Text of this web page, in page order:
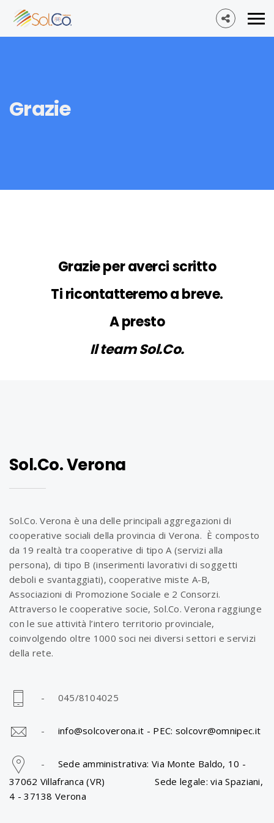
Grazie
Grazie per averci scritto
Ti ricontatteremo a breve.
A presto
Il team Sol.Co.
Sol.Co. Verona
Sol.Co. Verona è una delle principali aggregazioni di
cooperative sociali della provincia di Verona. È composto
da 19 realtà tra cooperative di tipo A (servizi alla
persona), di tipo B (inserimenti lavorativi di soggetti
deboli e svantaggiati), cooperative miste A-B,
Associazioni di Promozione Sociale e 2 Consorzi.
Attraverso le cooperative socie, Sol.Co. Verona raggiunge
con le sue attività l’intero territorio provinciale,
coinvolgendo oltre 1000 soci nei diversi settori e servizi
della rete.
- 045/8104025
- info@solcoverona.it - PEC: solcovr@omnipec.it
- Sede amministrativa: Via Monte Baldo, 10 -
37062 Villafranca (VR) Sede legale: via Spaziani,
4 - 37138 Verona